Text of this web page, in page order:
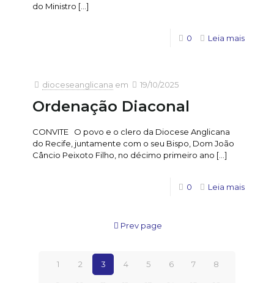
do Ministro […]
0 Leia mais
dioceseanglicana em 19/10/2025
Ordenação Diaconal
CONVITE O povo e o clero da Diocese Anglicana
do Recife, juntamente com o seu Bispo, Dom João
Câncio Peixoto Filho, no décimo primeiro ano […]
0 Leia mais
Prev page
1 2 3 4 5 6 7 8